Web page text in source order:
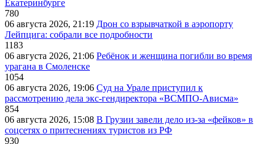
Екатеринбурге
780
06 августа 2026, 21:19 Дрон со взрывчаткой в аэропорту
Лейпцига: собрали все подробности
1183
06 августа 2026, 21:06 Ребёнок и женщина погибли во время
урагана в Смоленске
1054
06 августа 2026, 19:06 Суд на Урале приступил к
рассмотрению дела экс-гендиректора «ВСМПО-Ависма»
854
06 августа 2026, 15:08 В Грузии завели дело из-за «фейков» в
соцсетях о притеснениях туристов из РФ
930